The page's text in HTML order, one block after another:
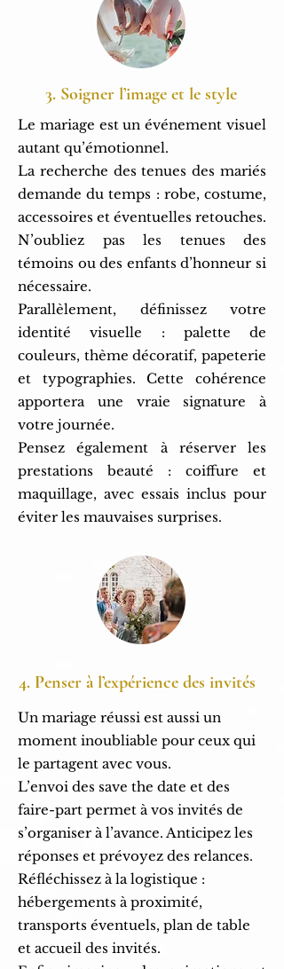
3. Soigner l’image et le style
Le mariage est un événement visuel
autant qu’émotionnel.
La recherche des tenues des mariés
demande du temps : robe, costume,
accessoires et éventuelles retouches.
N’oubliez pas les tenues des
témoins ou des enfants d’honneur si
nécessaire.
Parallèlement, définissez votre
identité visuelle : palette de
couleurs, thème décoratif, papeterie
et typographies. Cette cohérence
apportera une vraie signature à
votre journée.
Pensez également à réserver les
prestations beauté : coiffure et
maquillage, avec essais inclus pour
éviter les mauvaises surprises.
4. Penser à l’expérience des invités
Un mariage réussi est aussi un
moment inoubliable pour ceux qui
le partagent avec vous.
L’envoi des save the date et des
faire-part permet à vos invités de
s’organiser à l’avance. Anticipez les
réponses et prévoyez des relances.
Réfléchissez à la logistique :
hébergements à proximité,
transports éventuels, plan de table
et accueil des invités.